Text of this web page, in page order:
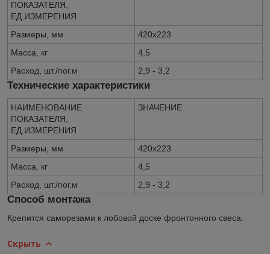
ПОКАЗАТЕЛЯ,
ЕД.ИЗМЕРЕНИЯ
Размеры, мм
420х223
Масса, кг
4,5
Расход, шт./пог.м
2,9 - 3,2
Технические характеристики
НАИМЕНОВАНИЕ
ПОКАЗАТЕЛЯ,
ЕД.ИЗМЕРЕНИЯ
ЗНАЧЕНИЕ
Размеры, мм
420х223
Масса, кг
4,5
Расход, шт./пог.м
2,9 - 3,2
Способ монтажа
Крепится саморезами к лобовой доске фронтонного свеса.
Скрыть